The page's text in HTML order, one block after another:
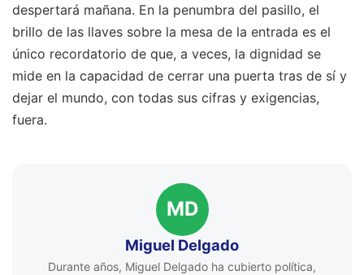
despertará mañana. En la penumbra del pasillo, el
brillo de las llaves sobre la mesa de la entrada es el
único recordatorio de que, a veces, la dignidad se
mide en la capacidad de cerrar una puerta tras de sí y
dejar el mundo, con todas sus cifras y exigencias,
fuera.
MD
Miguel Delgado
Durante años, Miguel Delgado ha cubierto política,